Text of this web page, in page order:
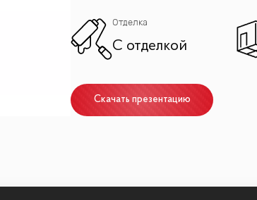
на башни Москва-Сити и МГУ.
системы
консьерж-сервис
территории
Отделка
С отделкой
Скачать презентацию